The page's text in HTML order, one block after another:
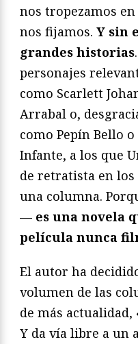
nos tropezamos
nos fijamos. Y sin
grandes historias
personajes
como Scarlett
Arrabal o,
como Pepín Bello
Infante, a los que
de retratista en los
una columna.
— es una novela
película nunca
El autor ha
volumen de las
de más actualidad,
Y da vía libre a un